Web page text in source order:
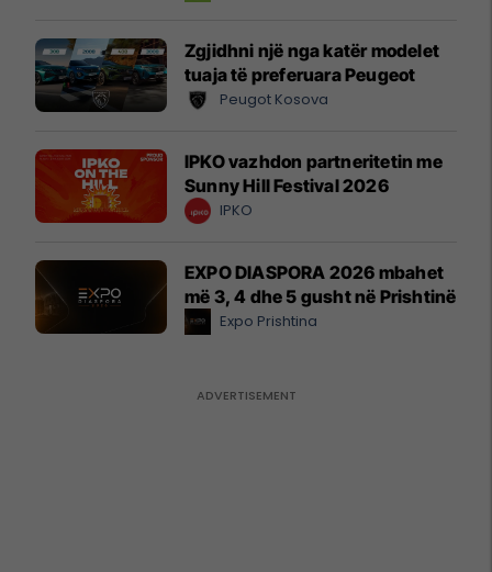
Zgjidhni një nga katër modelet
tuaja të preferuara Peugeot
Peugot Kosova
IPKO vazhdon partneritetin me
Sunny Hill Festival 2026
IPKO
EXPO DIASPORA 2026 mbahet
më 3, 4 dhe 5 gusht në Prishtinë
Expo Prishtina